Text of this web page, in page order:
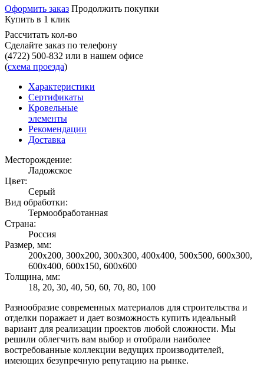
Оформить заказ Продолжить покупки
Купить в 1 клик
Рассчитать кол-во
Сделайте заказ по телефону
(4722) 500-832 или в нашем офисе
(схема проезда)
Характеристики
Сертификаты
Кровельные
элементы
Рекомендации
Доставка
Месторождение:
Ладожское
Цвет:
Серый
Вид обработки:
Термообработанная
Страна:
Россия
Размер, мм:
200х200, 300х200, 300х300, 400х400, 500х500, 600х300,
600х400, 600х150, 600х600
Толщина, мм:
18, 20, 30, 40, 50, 60, 70, 80, 100
Разнообразие современных материалов для строительства и
отделки поражает и дает возможность купить идеальный
вариант для реализации проектов любой сложности. Мы
решили облегчить вам выбор и отобрали наиболее
востребованные коллекции ведущих производителей,
имеющих безупречную репутацию на рынке.